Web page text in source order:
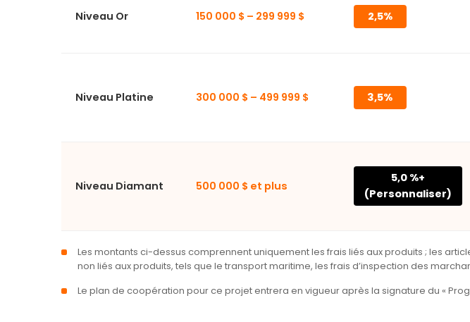
Niveau Or 150 000 $ – 299 999 $ 2,5%
Niveau Platine 300 000 $ – 499 999 $ 3,5%
Niveau Diamant 500 000 $ et plus
5,0 %+
(Personnaliser)
Les montants ci-dessus comprennent uniquement les frais liés aux produits ; les
non liés aux produits, tels que le transport maritime, les frais d’inspection des
Le plan de coopération pour ce projet entrera en vigueur après la signature du «